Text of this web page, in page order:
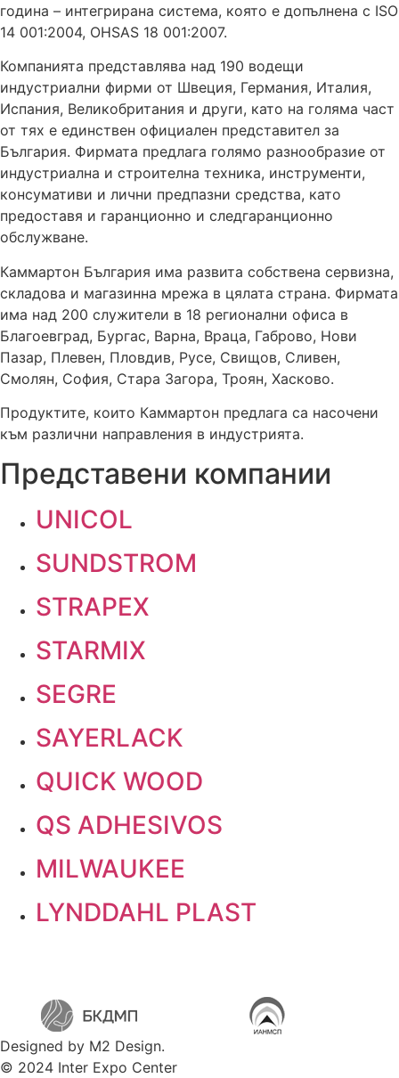
година – интегрирана система, която е допълнена с ISO
14 001:2004, OHSAS 18 001:2007.
Компанията представлява над 190 водещи
индустриални фирми от Швеция, Германия, Италия,
Испания, Великобритания и други, като на голяма част
от тях е единствен официален представител за
България. Фирмата предлага голямо разнообразие от
индустриална и строителна техника, инструменти,
консумативи и лични предпазни средства, като
предоставя и гаранционно и следгаранционно
обслужване.
Каммартон България има развита собствена сервизна,
складова и магазинна мрежа в цялата страна. Фирмата
има над 200 служители в 18 регионални офиса в
Благоевград, Бургас, Варна, Враца, Габрово, Нови
Пазар, Плевен, Пловдив, Русе, Свищов, Сливен,
Смолян, София, Стара Загора, Троян, Хасково.
Продуктите, които Каммартон предлага са насочени
към различни направления в индустрията.
Представени компании
UNICOL
SUNDSTROM
STRAPEX
STARMIX
SEGRE
SAYERLACK
QUICK WOOD
QS ADHESIVOS
MILWAUKEE
LYNDDAHL PLAST
Designed by M2 Design.
© 2024 Inter Expo Center